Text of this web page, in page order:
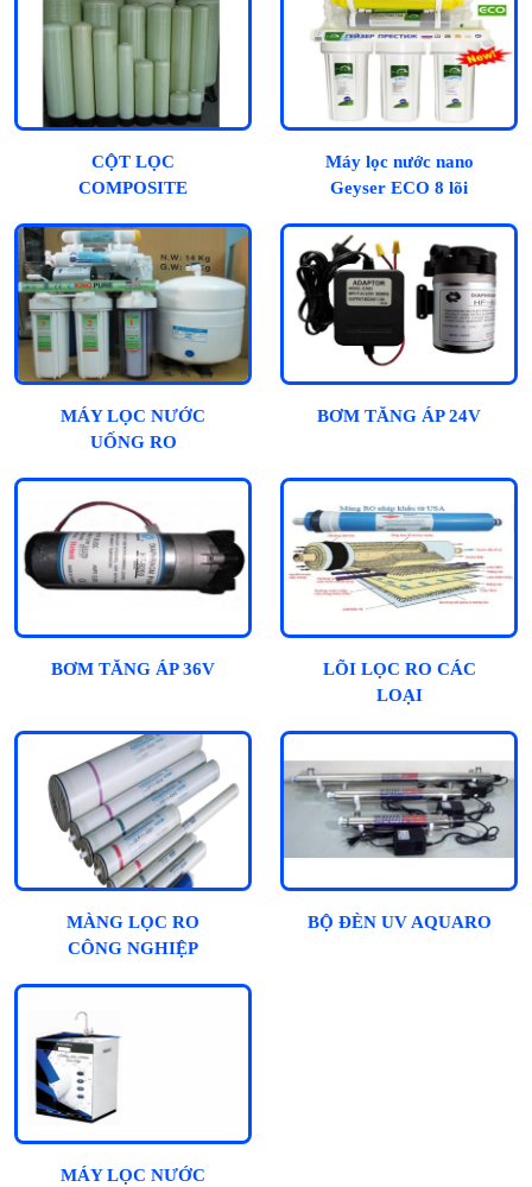
CỘT LỌC
COMPOSITE
Máy lọc nước nano
Geyser ECO 8 lõi
MÁY LỌC NƯỚC
UỐNG RO
BƠM TĂNG ÁP 24V
BƠM TĂNG ÁP 36V
LÕI LỌC RO CÁC
LOẠI
MÀNG LỌC RO
CÔNG NGHIỆP
BỘ ĐÈN UV AQUARO
MÁY LỌC NƯỚC